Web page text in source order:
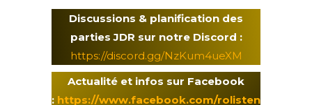
Discussions & planification des
parties JDR sur notre Discord :
https://discord.gg/NzKum4ueXM
Actualité et infos sur Facebook
: https://www.facebook.com/rolisten